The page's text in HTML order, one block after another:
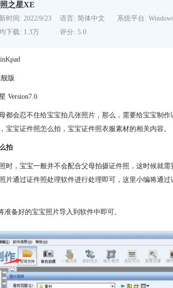
之星XE
时间: 2022/9/23 语言: 简体中文
系统平台:
下载: 1.3万
评分: 5.0
版
Version7.0
都会忍不住给宝宝拍几张照片，那么，需要给宝宝制
宝宝证件照怎么拍，宝宝证件照衣服素材的相关内容。
拍
时，宝宝一般并不会配合父母拍摄证件照，这时候就
片通过证件照处理软件进行处理即可，这里小编将通
准备好的宝宝照片导入到软件中即可。